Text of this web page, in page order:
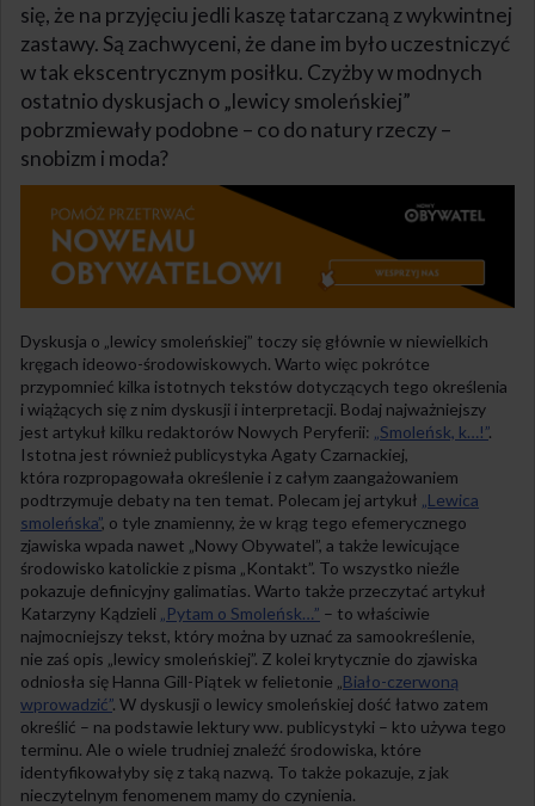
się, że na przyjęciu jedli kaszę tatarczaną z wykwintnej
zastawy. Są zachwyceni, że dane im było uczestniczyć
w tak ekscentrycznym posiłku. Czyżby w modnych
ostatnio dyskusjach o „lewicy smoleńskiej”
pobrzmiewały podobne – co do natury rzeczy –
snobizm i moda?
Dyskusja o „lewicy smoleńskiej” toczy się głównie w niewielkich
kręgach ideowo-środowiskowych. Warto więc pokrótce
przypomnieć kilka istotnych tekstów dotyczących tego określenia
i wiążących się z nim dyskusji i interpretacji. Bodaj najważniejszy
jest artykuł kilku redaktorów Nowych Peryferii: „Smoleńsk, k…!”.
Istotna jest również publicystyka Agaty Czarnackiej,
która rozpropagowała określenie i z całym zaangażowaniem
podtrzymuje debaty na ten temat. Polecam jej artykuł „Lewica
smoleńska”, o tyle znamienny, że w krąg tego efemerycznego
zjawiska wpada nawet „Nowy Obywatel”, a także lewicujące
środowisko katolickie z pisma „Kontakt”. To wszystko nieźle
pokazuje definicyjny galimatias. Warto także przeczytać artykuł
Katarzyny Kądzieli „Pytam o Smoleńsk…” – to właściwie
najmocniejszy tekst, który można by uznać za samookreślenie,
nie zaś opis „lewicy smoleńskiej”. Z kolei krytycznie do zjawiska
odniosła się Hanna Gill-Piątek w felietonie „ Biało-czerwoną
wprowadzić”. W dyskusji o lewicy smoleńskiej dość łatwo zatem
określić – na podstawie lektury ww. publicystyki – kto używa tego
terminu. Ale o wiele trudniej znaleźć środowiska, które
identyfikowałyby się z taką nazwą. To także pokazuje, z jak
nieczytelnym fenomenem mamy do czynienia.